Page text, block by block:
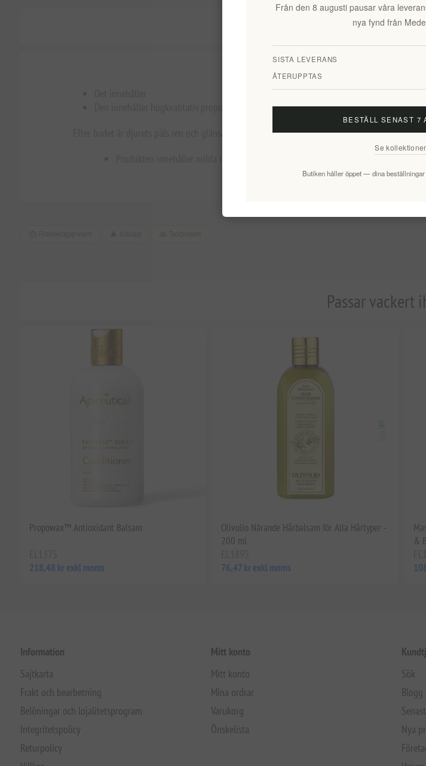
Overview Reviews
Den innehåller högkvalitativ propolis och växtbaserade ingredienser, av grekisk natur,
Produkten innehåller milda rengöringsmedel och är lämplig för djur med känslig
Passar vackert
Propowax™ Antioxidant Balsam
218,48 kr exkl moms
Olivolio Närande Hårbalsam för Alla Hårtyper -
200 ml
76,47 kr exkl moms
&
Information
Sajtkarta
Frakt och bearbetning
Belöningar och lojalitetsprogram
Integritetspolicy
Returpolicy
Mitt konto
Mitt konto
Mina ordrar
Varukorg
Önskelista
Sök
Blogg
Nya
Från den 8 augusti pausar våra
nya fynd från
SISTA LEVERANS
ÅTERUPPTAS
BESTÄLL SENAST 7
Se
Butiken håller öppet — dina